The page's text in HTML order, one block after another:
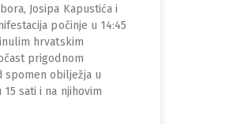
Josipa Kapustića i
počinje u 14:45
hrvatskim
prigodnom
spomen obilježja u
sati i na njihovim